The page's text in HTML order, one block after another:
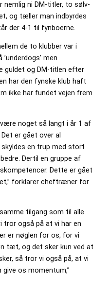
nemlig ni DM-titler, to sølv-
og tæller man indbyrdes
der 4-1 til fynboerne.
de to klubber var i
men
guldet og DM-titlen efter
har den fynske klub haft
ikke har fundet vejen frem
noget så langt i år 1 af
er gået over al
en trup med stort
Dertil en gruppe af
Dette er gået
forklarer cheftræner for
tilgang som til alle
tror også på at vi har en
er nøglen for os, for vi
tæt, og det sker kun ved at
så tror vi også på, at vi
give os momentum,”